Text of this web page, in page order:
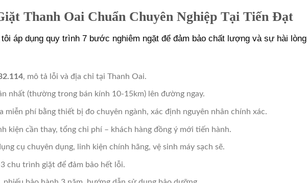
Thanh Oai Chuẩn Chuyên Nghiệp Tại Tiến Đạt
áp dụng quy trình 7 bước nghiêm ngặt để đảm bảo chất lượng và sự hài
, mô tả lỗi và địa chỉ tại Thanh Oai.
nhất (thường trong bán kính 10-15km) lên đường ngay.
miễn phí bằng thiết bị đo chuyên ngành, xác định nguyên nhân chính xác.
kiện cần thay, tổng chi phí – khách hàng đồng ý mới tiến hành.
cụ chuyên dụng, linh kiện chính hãng, vệ sinh máy sạch sẽ.
chu trình giặt để đảm bảo hết lỗi.